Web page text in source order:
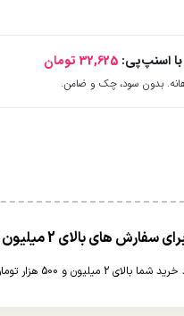
اسنپ‌پی:32,625 تومان
بالای 2 میلیون و 500 هزار تومان(غیر حجمی)
هزینه پست برای شما به صورت رایگان محاسبه خواهد شد.